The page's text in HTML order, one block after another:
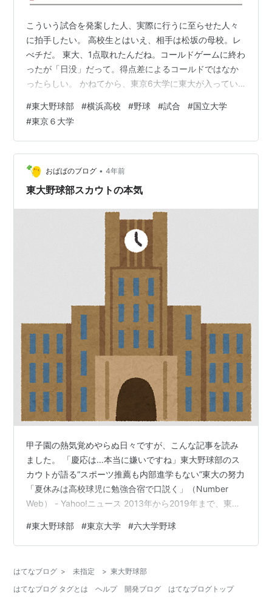
こういう試合を発案した人、実際に行うに至らせた人々
に拍手したい。 高校生とはいえ、相手は松坂の母校。レ
べチだ。 東大、1点取れたんだね。コールドゲームに終わ
ったが「日没」だって。得点差によるコールドではなか
ったらしい。 かねてから、東京6大学に東大が入ってい
うのを作り、東京芸術大、一橋大、東京学芸大(栗山監督
の母校)、東京科学大(元、医科歯科大と工業大)、東京外
語大で競えばいいのに。
#東大野球部 #横浜高校 #野球 #試合 #国立大学
#東京６大学
おばばのブログ • 4年前
東大野球部スカウトの本気
甲子園の熱気覚めやらぬ日々ですが、こんな記事を読み
ました。 「慶応は…本当に嫌いですね」東大野球部のス
カウトが語る“スポーツ推薦も内部進学もない”東大の努力
「夏休みは高校球児に勉強合宿で口説く」（Number
Web） - Yahoo!ニュース 2013年から2019年まで、東大
東大野球部を目指してもらうスカウト活動も行ってきた
浜田さんを取材した記事です。 スカウト活動は大学公式
と。 浜田さんのお仕事は、新卒後の新日鉄を経て、1994
年からは、文武両道を目指す「部活をやっている子専門
#東大野球部 #東京大学 #六大学野球
はてなブログ > 未指定 > 東大野球部
はてなブログ タグとは
ヘルプ 開発ブログ はてなブログトップ